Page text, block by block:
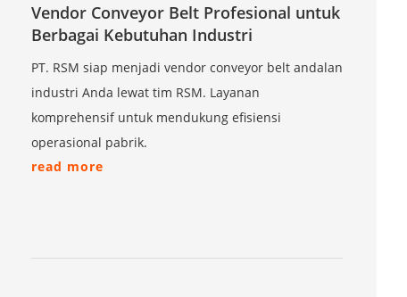
Vendor Conveyor Belt Profesional untuk
Berbagai Kebutuhan Industri
PT. RSM siap menjadi vendor conveyor belt andalan
industri Anda lewat tim RSM. Layanan
komprehensif untuk mendukung efisiensi
operasional pabrik.
read more